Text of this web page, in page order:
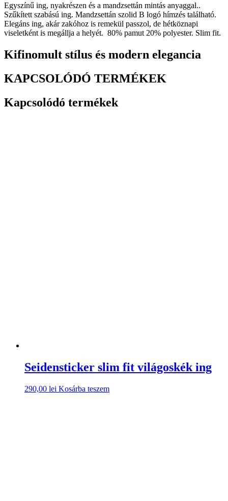
Egyszínű ing, nyakrészen és a mandzsettán mintás anyaggal..
Szűkített szabású ing. Mandzsettán szolid B logó hímzés található.
Elegáns ing, akár zakóhoz is remekül passzol, de hétköznapi
viseletként is megállja a helyét. 80% pamut 20% polyester. Slim fit.
Kifinomult stílus és modern elegancia
KAPCSOLÓDÓ TERMÉKEK
Kapcsolódó termékek
Seidensticker slim fit világoskék ing
290,00 lei Kosárba teszem